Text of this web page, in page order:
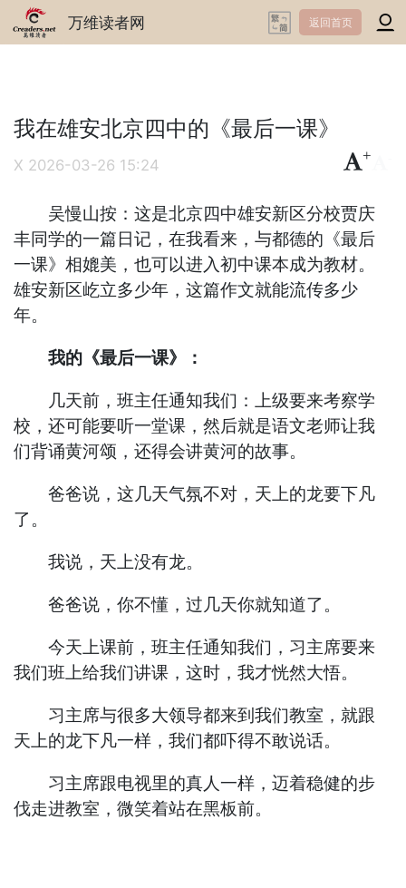
万维读者网 返回首页
我在雄安北京四中的《最后一课》
X 2026-03-26 15:24
+
吴慢山按：这是北京四中雄安新区分校贾庆
丰同学的一篇日记，在我看来，与都德的《最后
一课》相媲美，也可以进入初中课本成为教材。
雄安新区屹立多少年，这篇作文就能流传多少
年。
我的《最后一课》：
几天前，班主任通知我们：上级要来考察学
校，还可能要听一堂课，然后就是语文老师让我
们背诵黄河颂，还得会讲黄河的故事。
爸爸说，这几天气氛不对，天上的龙要下凡
了。
我说，天上没有龙。
爸爸说，你不懂，过几天你就知道了。
今天上课前，班主任通知我们，习主席要来
我们班上给我们讲课，这时，我才恍然大悟。
习主席与很多大领导都来到我们教室，就跟
天上的龙下凡一样，我们都吓得不敢说话。
习主席跟电视里的真人一样，迈着稳健的步
伐走进教室，微笑着站在黑板前。